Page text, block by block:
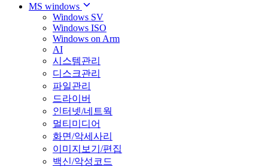
MS windows
Windows SV
Windows ISO
Windows on Arm
AI
시스템관리
디스크관리
파일관리
드라이버
인터넷/네트웍
멀티미디어
화면/악세사리
이미지보기/편집
백신/악성코드